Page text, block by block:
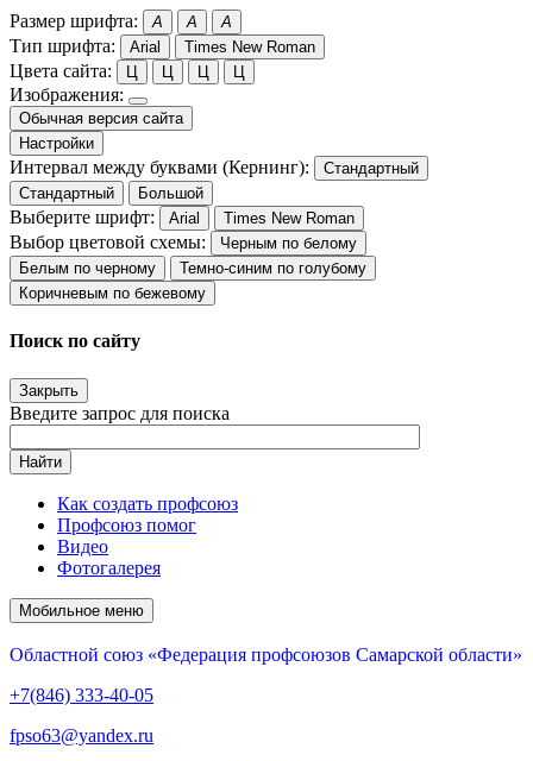
Размер шрифта: A A A
Тип шрифта: Arial Times New Roman
Цвета сайта: Ц Ц Ц Ц
Изображения:
Обычная версия сайта
Настройки
Интервал между буквами (Кернинг):
Стандартный
Стандартный
Большой
Выберите шрифт: Arial Times New Roman
Выбор цветовой схемы:
Черным по белому
Белым по черному
Темно-синим по голубому
Коричневым по бежевому
Поиск по сайту
Закрыть
Введите запрос для поиска
Найти
Как создать профсоюз
Профсоюз помог
Видео
Фотогалерея
Мобильное меню
Областной союз «Федерация профсоюзов Самарской области»
+7(846) 333-40-05
fpso63@yandex.ru